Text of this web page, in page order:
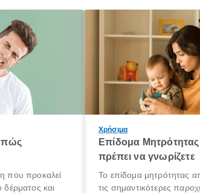
πώς
που προκαλεί
δέρματος και
Χρήσιμα
Επίδομα
πρέπει να γνωρίζετε
Το επίδομα μητρότητας
τις σημαντικότερες